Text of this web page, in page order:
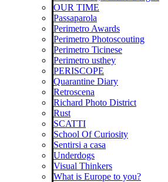
OUR TIME
Passaparola
Perimetro Awards
Perimetro Photoscouting
Perimetro Ticinese
Perimetro usthey
PERISCOPE
Quarantine Diary
Retroscena
Richard Photo District
Rust
SCATTI
School Of Curiosity
Sentirsi a casa
Underdogs
Visual Thinkers
What is Europe to you?